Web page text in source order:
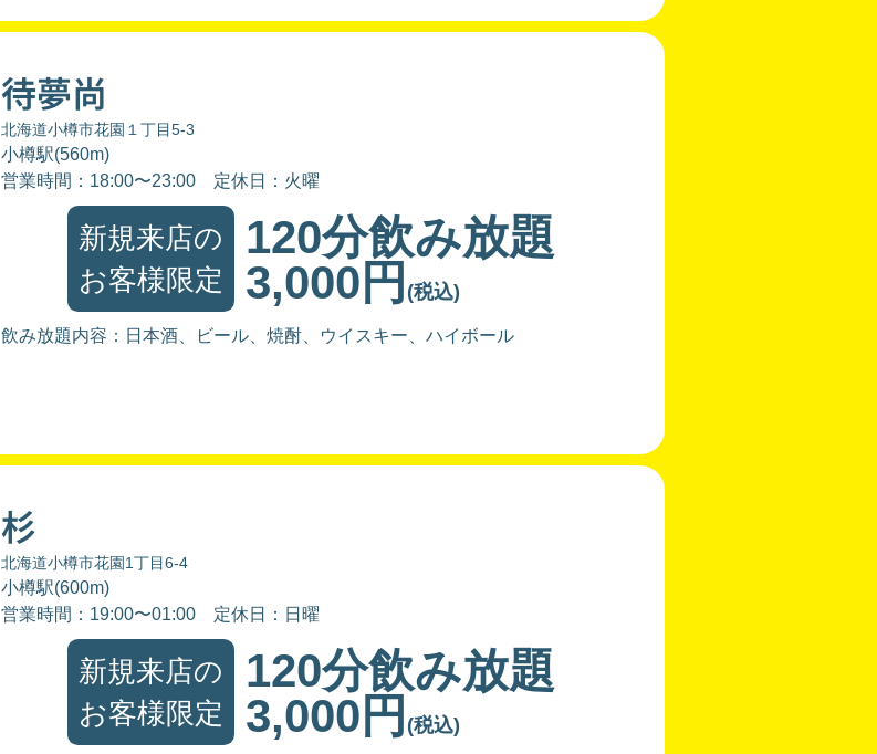
待夢尚
北海道小樽市花園１丁目5-3
小樽駅(560m)
営業時間：18:00〜23:00
定休日：火曜
新規来店の
お客様限定
120分飲み放題
3,000円 (税込)
飲み放題内容：日本酒、ビール、焼酎、ウイスキー、ハイボール
杉
北海道小樽市花園1丁目6-4
小樽駅(600m)
営業時間：19:00〜01:00
定休日：日曜
新規来店の
お客様限定
120分飲み放題
3,000円 (税込)